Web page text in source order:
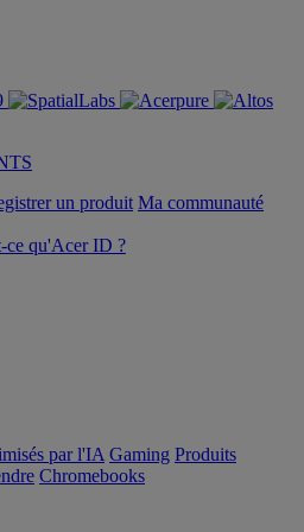
un produit Ma communauté
ce qu'Acer ID ?
par l'IA Gaming Produits
Chromebooks